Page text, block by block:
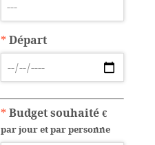
*Départ
*Budget souhaité €
par jour et par personne